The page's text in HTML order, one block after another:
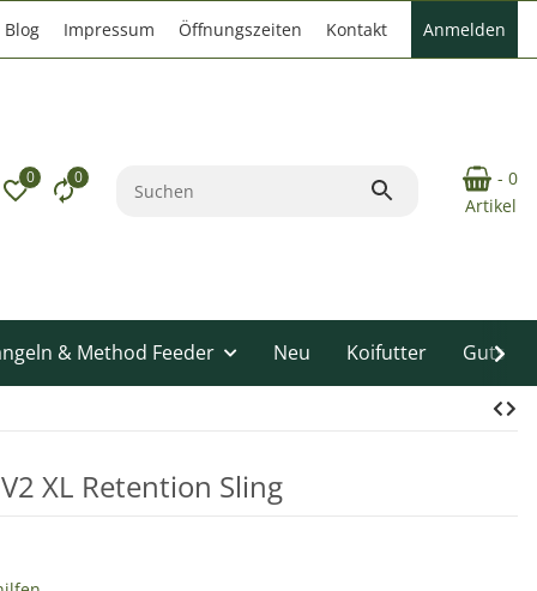
Blog Impressum Öffnungszeiten Kontakt Anmelden
0 0
- 0
Artikel
& Method Feeder Neu Koifutter
XL Retention Sling